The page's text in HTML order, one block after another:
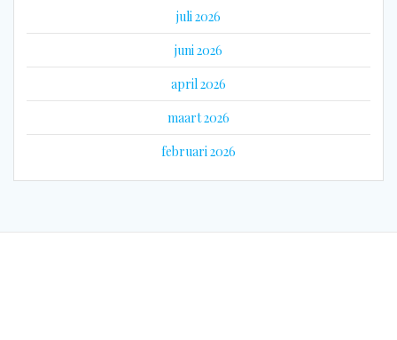
juli 2026
juni 2026
april 2026
maart 2026
februari 2026